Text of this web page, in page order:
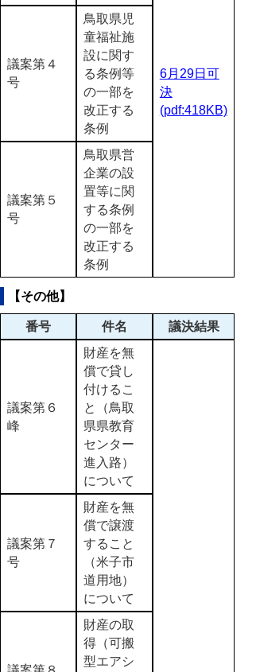
6月29日可
決
(pdf:418KB)
議案第４
号
鳥取県児
童福祉施
設に関す
る条例等
の一部を
改正する
条例
議案第５
号
鳥取県営
企業の設
置等に関
する条例
の一部を
改正する
条例
【その他】
番号 件名 議決結果
議案第６
峰
財産を無
償で貸し
付けるこ
と（鳥取
県県教育
センター
進入路）
について
議案第７
号
財産を無
償で譲渡
すること
（米子市
道用地）
について
財産の取
得（可搬
型エアシ